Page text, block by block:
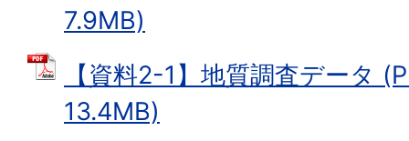
7.9MB)
【資料2-1】地質調査データ
13.4MB)